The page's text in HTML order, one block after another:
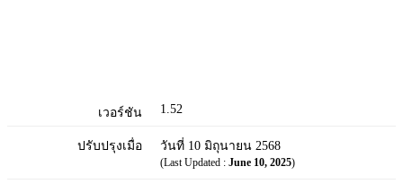
เวอร์ชัน 1.52
ปรับปรุงเมื่อ วันที่ 10 มิถุนายน 2568
(Last Updated : June 10, 2025)